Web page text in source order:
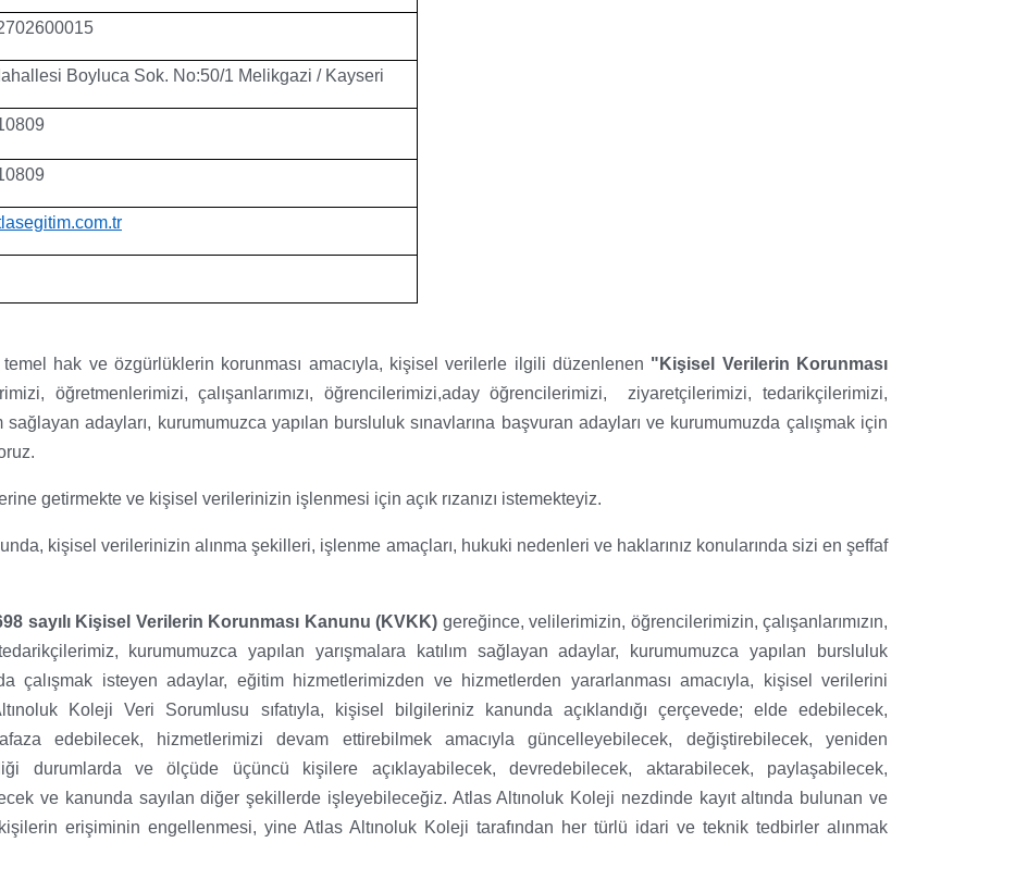
Boyluca Sok. No:50/1 Melikgazi / Kayseri
hak ve özgürlüklerin korunması amacıyla, kişisel verilerle ilgili düzenlenen "Kişisel Verilerin Korunması
öğretmenlerimizi, çalışanlarımızı, öğrencilerimizi,aday öğrencilerimizi, ziyaretçilerimizi, tedarikçilerimizi,
sağlayan adayları, kurumumuzca yapılan bursluluk sınavlarına başvuran adayları ve kurumumuzda çalışmak için
getirmekte ve kişisel verilerinizin işlenmesi için açık rızanızı istemekteyiz.
kişisel verilerinizin alınma şekilleri, işlenme amaçları, hukuki nedenleri ve haklarınız konularında sizi en şeffaf
sayılı Kişisel Verilerin Korunması Kanunu (KVKK) gereğince, velilerimizin, öğrencilerimizin, çalışanlarımızın,
kurumumuzca yapılan yarışmalara katılım sağlayan adaylar, kurumumuzca yapılan bursluluk
çalışmak isteyen adaylar, eğitim hizmetlerimizden ve hizmetlerden yararlanması amacıyla, kişisel verilerini
Koleji Veri Sorumlusu sıfatıyla, kişisel bilgileriniz kanunda açıklandığı çerçevede; elde edebilecek,
edebilecek, hizmetlerimizi devam ettirebilmek amacıyla güncelleyebilecek, değiştirebilecek, yeniden
durumlarda ve ölçüde üçüncü kişilere açıklayabilecek, devredebilecek, aktarabilecek, paylaşabilecek,
ve kanunda sayılan diğer şekillerde işleyebileceğiz. Atlas Altınoluk Koleji nezdinde kayıt altında bulunan ve
erişiminin engellenmesi, yine Atlas Altınoluk Koleji tarafından her türlü idari ve teknik tedbirler alınmak